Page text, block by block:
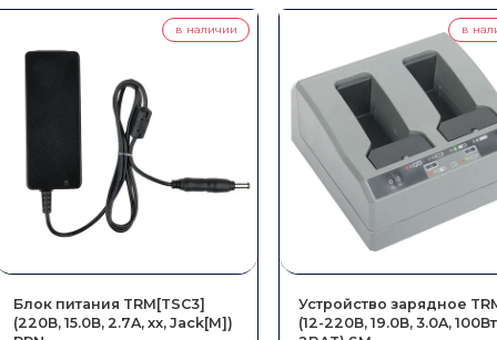
в наличии
Блок питания TRM[TSC3]
(220В, 15.0В, 2.7A, xx, Jack[M])
в
Устройство зарядное
(12-220В, 19.0В, 3.0A,